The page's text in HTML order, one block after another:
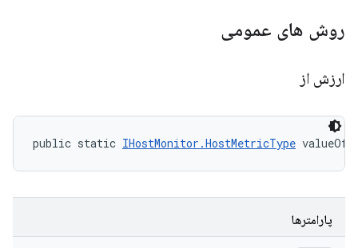
روش های عمومی
ارزش از
public static IHostMonitor.HostMetricType valueOf
پارامترها